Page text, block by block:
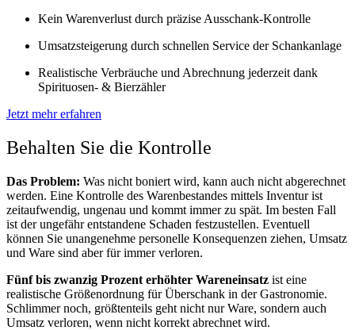
Kein Warenverlust durch präzise Ausschank-Kontrolle
Umsatzsteigerung durch schnellen Service der Schankanlage
Realistische Verbräuche und Abrechnung jederzeit dank
Spirituosen- & Bierzähler
Jetzt mehr erfahren
Behalten Sie die Kontrolle
Das Problem: Was nicht boniert wird, kann auch nicht abgerechnet
werden. Eine Kontrolle des Warenbestandes mittels Inventur ist
zeitaufwendig, ungenau und kommt immer zu spät. Im besten Fall
ist der ungefähr entstandene Schaden festzustellen. Eventuell
können Sie unangenehme personelle Konsequenzen ziehen, Umsatz
und Ware sind aber für immer verloren.
Fünf bis zwanzig Prozent erhöhter Wareneinsatz ist eine
realistische Größenordnung für Überschank in der Gastronomie.
Schlimmer noch, größtenteils geht nicht nur Ware, sondern auch
Umsatz verloren, wenn nicht korrekt abrechnet wird.